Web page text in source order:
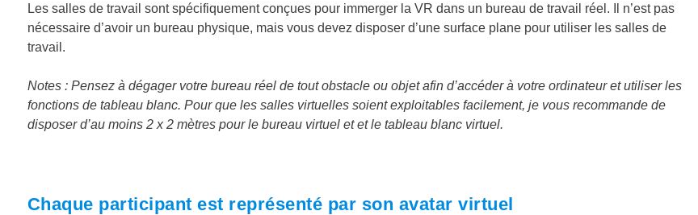
Les salles de travail sont spécifiquement conçues pour immerger la VR dans un bureau de travail réel. Il n’est pas
nécessaire d’avoir un bureau physique, mais vous devez disposer d’une surface plane pour utiliser les salles de
travail.
Notes : Pensez à dégager votre bureau réel de tout obstacle ou objet afin d’accéder à votre ordinateur et utiliser les
fonctions de tableau blanc. Pour que les salles virtuelles soient exploitables facilement, je vous recommande de
disposer d’au moins 2 x 2 mètres pour le bureau virtuel et et le tableau blanc virtuel.
Chaque participant est représenté par son avatar virtuel